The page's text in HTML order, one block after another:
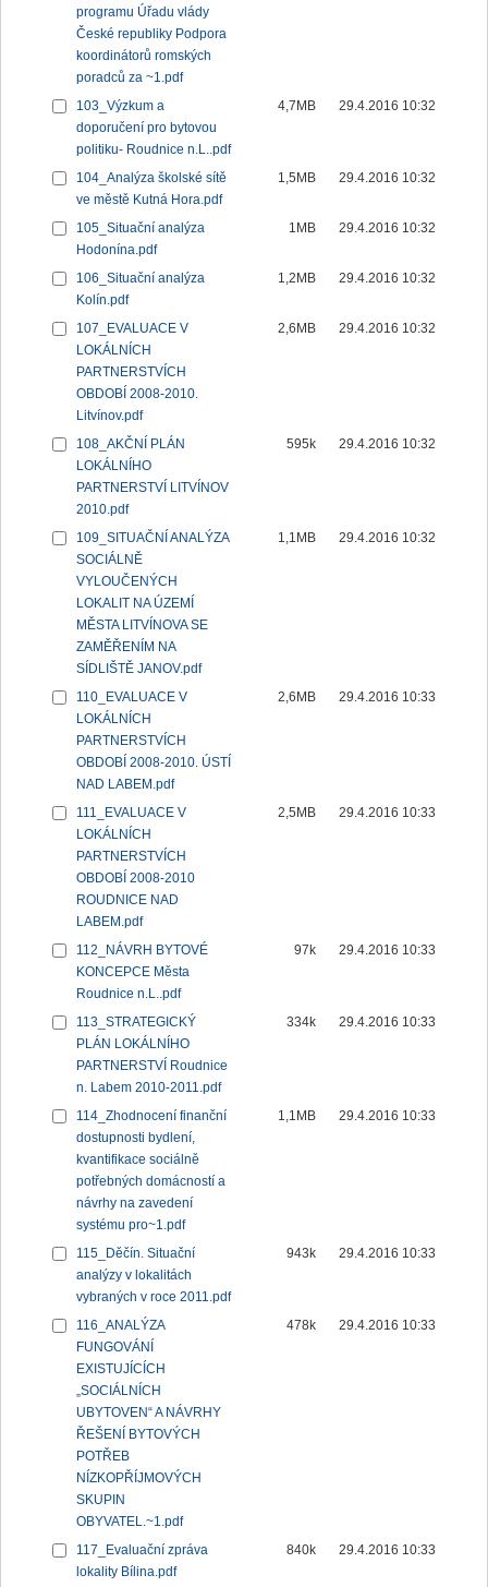
programu Úřadu vlády
České republiky Podpora
koordinátorů romských
poradců za ~1.pdf
103_Výzkum a
doporučení pro bytovou
politiku- Roudnice n.L..pdf
4,7MB 29.4.2016 10:32
104_Analýza školské sítě
ve městě Kutná Hora.pdf
1,5MB 29.4.2016 10:32
105_Situační analýza
Hodonína.pdf
1MB 29.4.2016 10:32
106_Situační analýza
Kolín.pdf
1,2MB 29.4.2016 10:32
107_EVALUACE V
LOKÁLNÍCH
PARTNERSTVÍCH
OBDOBÍ 2008-2010.
Litvínov.pdf
2,6MB 29.4.2016 10:32
108_AKČNÍ PLÁN
LOKÁLNÍHO
PARTNERSTVÍ LITVÍNOV
2010.pdf
595k 29.4.2016 10:32
109_SITUAČNÍ ANALÝZA
SOCIÁLNĚ
VYLOUČENÝCH
LOKALIT NA ÚZEMÍ
MĚSTA LITVÍNOVA SE
ZAMĚŘENÍM NA
SÍDLIŠTĚ JANOV.pdf
1,1MB 29.4.2016 10:32
110_EVALUACE V
LOKÁLNÍCH
PARTNERSTVÍCH
OBDOBÍ 2008-2010. ÚSTÍ
NAD LABEM.pdf
2,6MB 29.4.2016 10:33
111_EVALUACE V
LOKÁLNÍCH
PARTNERSTVÍCH
OBDOBÍ 2008-2010
ROUDNICE NAD
LABEM.pdf
2,5MB 29.4.2016 10:33
112_NÁVRH BYTOVÉ
KONCEPCE Města
Roudnice n.L..pdf
97k 29.4.2016 10:33
113_STRATEGICKÝ
PLÁN LOKÁLNÍHO
PARTNERSTVÍ Roudnice
n. Labem 2010-2011.pdf
334k 29.4.2016 10:33
114_Zhodnocení finanční
dostupnosti bydlení,
kvantifikace sociálně
potřebných domácností a
návrhy na zavedení
systému pro~1.pdf
1,1MB 29.4.2016 10:33
115_Děčín. Situační
analýzy v lokalitách
vybraných v roce 2011.pdf
943k 29.4.2016 10:33
116_ANALÝZA
FUNGOVÁNÍ
EXISTUJÍCÍCH
„SOCIÁLNÍCH
UBYTOVEN“ A NÁVRHY
ŘEŠENÍ BYTOVÝCH
POTŘEB
NÍZKOPŘÍJMOVÝCH
SKUPIN
OBYVATEL.~1.pdf
478k 29.4.2016 10:33
117_Evaluační zpráva
lokality Bílina.pdf
840k 29.4.2016 10:33